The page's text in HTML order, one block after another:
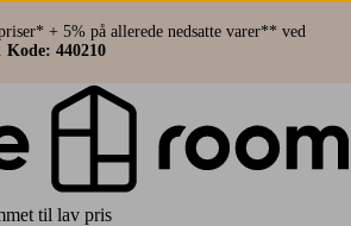
+ 5% på allerede nedsatte varer** ved
Kode: 440210
til lav pris